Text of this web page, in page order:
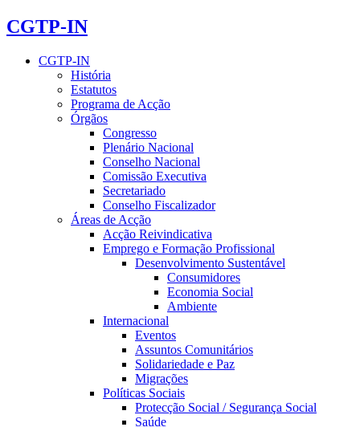
CGTP-IN
CGTP-IN
História
Estatutos
Programa de Acção
Órgãos
Congresso
Plenário Nacional
Conselho Nacional
Comissão Executiva
Secretariado
Conselho Fiscalizador
Áreas de Acção
Acção Reivindicativa
Emprego e Formação Profissional
Desenvolvimento Sustentável
Consumidores
Economia Social
Ambiente
Internacional
Eventos
Assuntos Comunitários
Solidariedade e Paz
Migrações
Políticas Sociais
Protecção Social / Segurança Social
Saúde